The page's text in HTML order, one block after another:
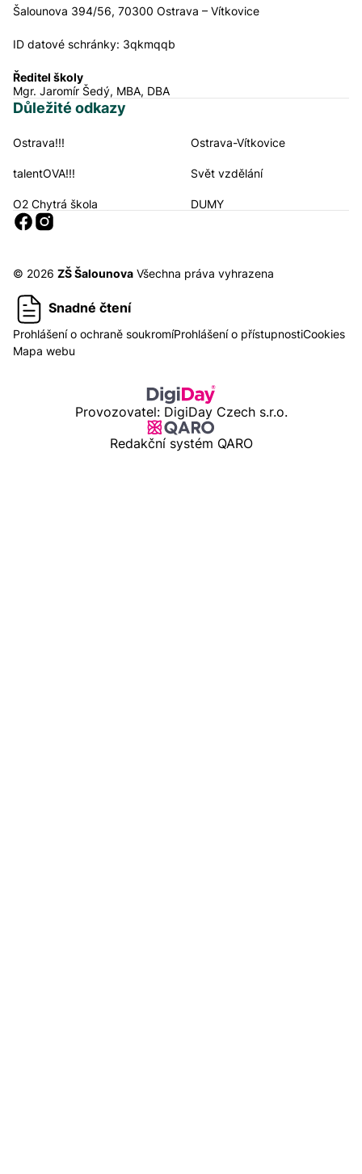
Šalounova 394/56, 70300 Ostrava – Vítkovice
ID datové schránky: 3qkmqqb
Ředitel školy
Mgr. Jaromír Šedý, MBA, DBA
Důležité odkazy
Navigační odkazy
Ostrava!!! Ostrava-Vítkovice
talentOVA!!! Svět vzdělání
O2 Chytrá škola DUMY
Sociální sítě
© 2026 ZŠ Šalounova Všechna práva vyhrazena
Snadné čtení
Prohlášení o ochraně soukromíProhlášení o přístupnostiCookies
Mapa webu
Provozovatel: DigiDay Czech s.r.o.
Redakční systém QARO